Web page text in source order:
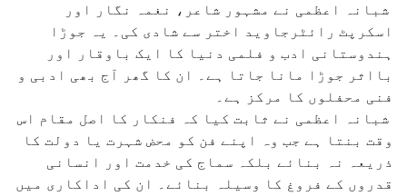
شبانہ اعظمی نے مشہور شاعر، نغمہ نگار اور
اسکرپٹ رائٹرجاوید اختر سے شادی کی۔ یہ جوڑا
ہندوستانی ادب و فلمی دنیا کا ایک باوقار اور
بااثر جوڑا مانا جاتا ہے۔ ان کا گھر آج بھی ادبی و
فنی محفلوں کا مرکز ہے۔
شبانہ اعظمی نے ثابت کیا کہ فنکار کا اصل مقام اس
وقت بنتا ہے جب وہ اپنے فن کو محض شہرت یا دولت کا
ذریعہ نہ بنائے بلکہ سماج کی خدمت اور انسانی
قدروں کے فروغ کا وسیلہ بنائے۔ ان کی اداکاری میں